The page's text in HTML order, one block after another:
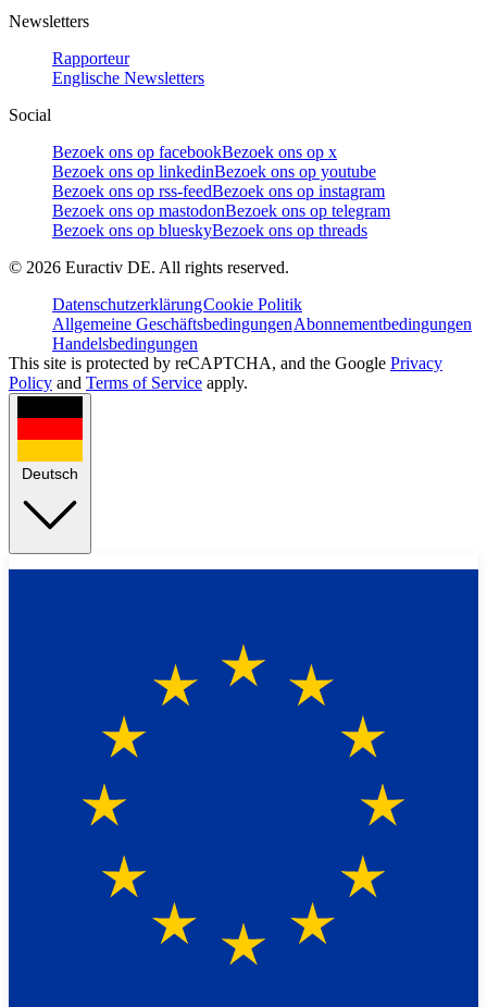
Newsletters
Rapporteur
Englische Newsletters
Social
Bezoek ons op facebookBezoek ons op x
Bezoek ons op linkedinBezoek ons op youtube
Bezoek ons op rss-feedBezoek ons op instagram
Bezoek ons op mastodonBezoek ons op telegram
Bezoek ons op blueskyBezoek ons op threads
© 2026 Euractiv DE. All rights reserved.
DatenschutzerklärungCookie Politik
Allgemeine GeschäftsbedingungenAbonnementbedingungen
Handelsbedingungen
This site is protected by reCAPTCHA, and the Google Privacy
Policy and Terms of Service apply.
Deutsch